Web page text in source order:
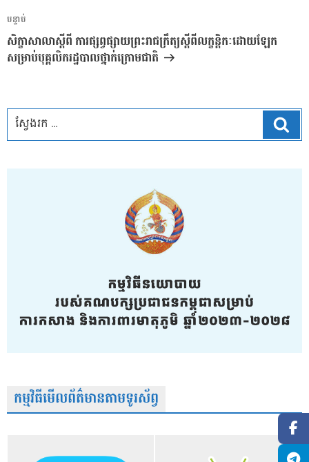
អត្ថបទ
បន្ទាប់
បន្ទាប់
សិក្ខាសាលាស្តីពី ការផ្សព្វផ្សាយព្រះរាជក្រឹត្យស្តីពីលក្ខន្តិកៈដោយឡែក
សម្រាប់បុគ្គលិករដ្ឋបាលថ្នាក់ក្រោមជាតិ
កម្មវិធីមើលព័ត៌មានតាមទូរស័ព្វ